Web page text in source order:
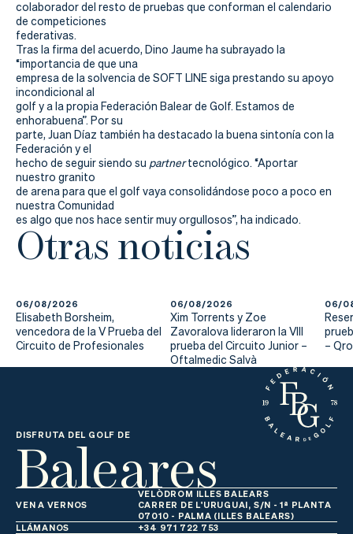
colaborador del resto de pruebas que conforman el calendario
de competiciones
federativas.
Tras la firma del acuerdo, Dino Jaume ha subrayado la
“importancia de que una
empresa de la solvencia de SOFT LINE siga prestando su apoyo
incondicional al
golf y a la propia Federación Balear de Golf. Estamos de
enhorabuena”. Por su
parte, Juan Díaz también ha destacado la buena sintonía con la
Federación y el
hecho de seguir siendo su partnertecnológico. “Aportar
nuestro granito
de arena para que el golf vaya consolidándose poco a poco en
nuestra Comunidad
es algo que nos hace sentir muy orgullosos”, ha indicado.
Otras noticias
06/08/2026
Elisabeth Borsheim,
vencedora de la V Prueba del
Circuito de Profesionales
06/08/2026
Xim Torrents y Zoe
Zavoralova lideraron la VIII
prueba del Circuito Junior –
Oftalmedic Salvà
06/
–
DISFRUTA DEL GOLF DE
Baleares
VEN A VERNOS
VELÒDROM ILLES BALEARS
CARRER DE L'URUGUAI, S/N - 1ª PLANTA
07010 - PALMA (ILLES BALEARS)
LLÁMANOS
+34 971 722 753